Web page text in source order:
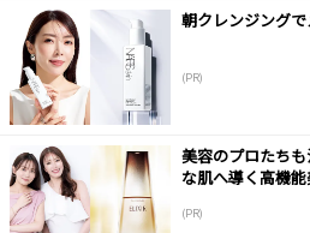
朝クレンジング
(PR)
美容のプロたち
な肌へ導く高機
(PR)